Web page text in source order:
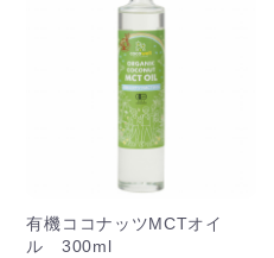
有機ココナッツMCTオイ
ル 300ml